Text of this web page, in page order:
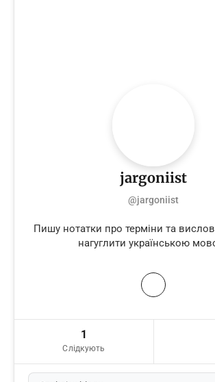
jargoniist
@jargoniist
Пишу нотатки про терміни та
нагуглити українською
1
Слідкують